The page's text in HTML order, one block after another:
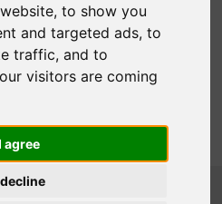
Rodi Flotta
to show you
and targeted ads, to
traffic, and to
visitors are coming
agree